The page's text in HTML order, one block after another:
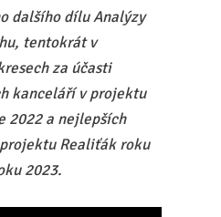
dalšího dílu Analýzy
tentokrát v
za účasti
kanceláří v projektu
2022 a nejlepších
Realiťák roku
2023.